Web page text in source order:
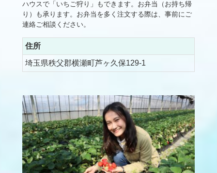
ハウスで「いちご狩り」もできます。お弁当（お持ち帰
り）も承ります。お弁当を多く注文する際は、事前にご
連絡ご相談ください。
住所
埼玉県秩父郡横瀬町芦ヶ久保129-1